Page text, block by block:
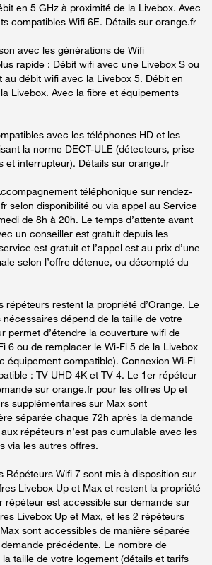
en 5 GHz à proximité de la Livebox. Avec
compatibles Wifi 6E. Détails sur orange.fr
avec les générations de Wifi
rapide : Débit wifi avec une Livebox S ou
au débit wifi avec la Livebox 5. Débit en
Livebox. Avec la fibre et équipements
avec les téléphones HD et les
la norme DECT-ULE (détecteurs, prise
et interrupteur). Détails sur orange.fr
téléphonique sur rendez-
selon disponibilité ou via appel au Service
de 8h à 20h. Le temps d’attente avant
un conseiller est gratuit depuis les
est gratuit et l’appel est au prix d’une
selon l’offre détenue, ou décompté du
répéteurs restent la propriété d’Orange. Le
dépend de la taille de votre
permet d’étendre la couverture wifi de
6 ou de remplacer le Wi-Fi 5 de la Livebox
équipement compatible). Connexion Wi-Fi
: TV UHD 4K et TV 4. Le 1er répéteur
sur orange.fr pour les offres Up et
supplémentaires sur Max sont
séparée chaque 72h après la demande
répéteurs n’est pas cumulable avec les
via les autres offres.
Répéteurs Wifi 7 sont mis à disposition sur
Livebox Up et Max et restent la propriété
répéteur est accessible sur demande sur
Livebox Up et Max, et les 2 répéteurs
sont accessibles de manière séparée
précédente. Le nombre de
taille de votre logement (détails et tarifs